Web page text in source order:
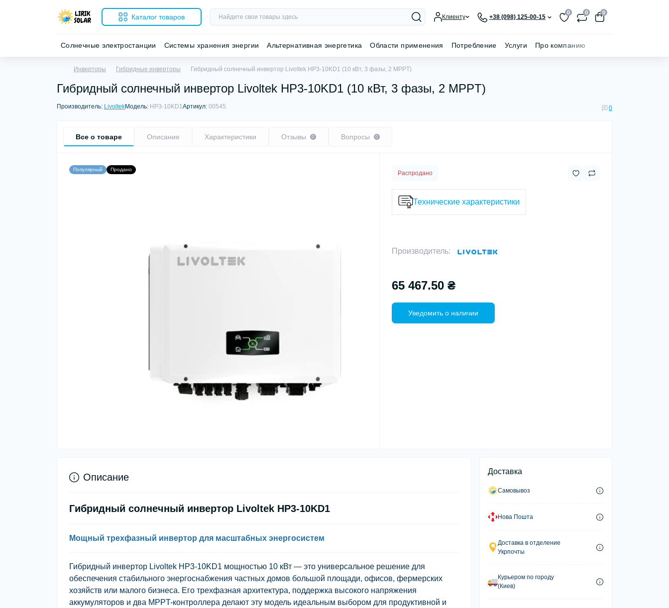
Каталог товаров Клиенту +38 (098) 125-00-15
0 0 0
Солнечные электростанции Системы хранения энергии Альтернативная энергетика Области применения Потребление Услуги Про компанию
Инверторы Гибридные инверторы Гибридный солнечный инвертор Livoltek HP3-10KD1 (10 кВт, 3 фазы, 2 MPPT)
Гибридный солнечный инвертор Livoltek HP3-10KD1 (10 кВт, 3 фазы, 2 MPPT)
Производитель: LivoltekМодель: HP3-10KD1Артикул: 00545 0
Все о товаре Описание Характеристики Отзывы 0 Вопросы 0
Популярный Продано
Распродано
Технические характеристики
Производитель:
65 467.50 ₴
Уведомить о наличии
Доставка
Самовывоз
Нова Пошта
Доставка в отделение
Укрпочты
Курьером по городу
(Киев)
Описание
Гибридный солнечный инвертор Livoltek HP3-10KD1
Мощный трехфазный инвертор для масштабных энергосистем
Гибридный инвертор Livoltek HP3-10KD1 мощностью 10 кВт — это универсальное решение для
обеспечения стабильного энергоснабжения частных домов большой площади, офисов, фермерских
хозяйств или малого бизнеса. Его трехфазная архитектура, поддержка высокого напряжения
аккумуляторов и два MPPT-контроллера делают эту модель идеальным выбором для продуктивной и